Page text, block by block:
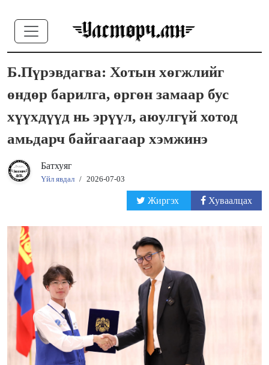
Б.Пүрэвдагва: Хотын хөгжлийг
өндөр барилга, өргөн замаар бус
хүүхдүүд нь эрүүл, аюулгүй хотод
амьдарч байгаагаар хэмжинэ
Батхуяг
Үйл явдал / 2026-07-03
Жиргэх Хуваалцах